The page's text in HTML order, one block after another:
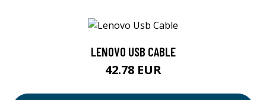
LENOVO USB CABLE
42.78 EUR